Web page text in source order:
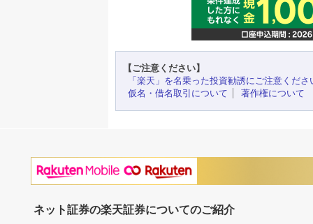
【ご注意ください】
「楽天」を名乗った投資勧誘にご注意くださ
仮名・借名取引について
著作権について
ネット証券の楽天証券についてのご紹介